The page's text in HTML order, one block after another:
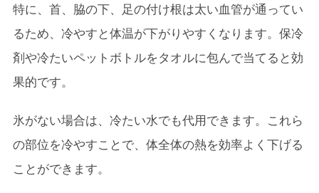
特に、首、脇の下、足の付け根は太い血管が通ってい
るため、冷やすと体温が下がりやすくなります。保冷
剤や冷たいペットボトルをタオルに包んで当てると効
果的です。
氷がない場合は、冷たい水でも代用できます。これら
の部位を冷やすことで、体全体の熱を効率よく下げる
ことができます。